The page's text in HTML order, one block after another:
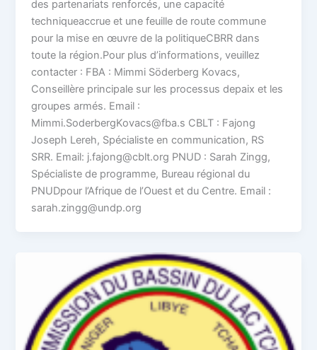
des partenariats renforcés, une capacité
techniqueaccrue et une feuille de route commune
pour la mise en œuvre de la politiqueCBRR dans
toute la région.Pour plus d’informations, veuillez
contacter : FBA : Mimmi Söderberg Kovacs,
Conseillère principale sur les processus depaix et les
groupes armés. Email :
Mimmi.SoderbergKovacs@fba.s CBLT : Fajong
Joseph Lereh, Spécialiste en communication, RS
SRR. Email: j.fajong@cblt.org PNUD : Sarah Zingg,
Spécialiste de programme, Bureau régional du
PNUDpour l’Afrique de l’Ouest et du Centre. Email :
sarah.zingg@undp.org